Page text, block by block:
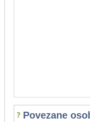
Povezane